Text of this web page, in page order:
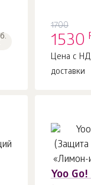
б.
1700
1530
Цена с
доставки
Yoo